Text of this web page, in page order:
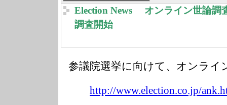
Election News オンライン世論調
調査開始
参議院選挙に向けて、オンライ
http://www.election.co.jp/ank.